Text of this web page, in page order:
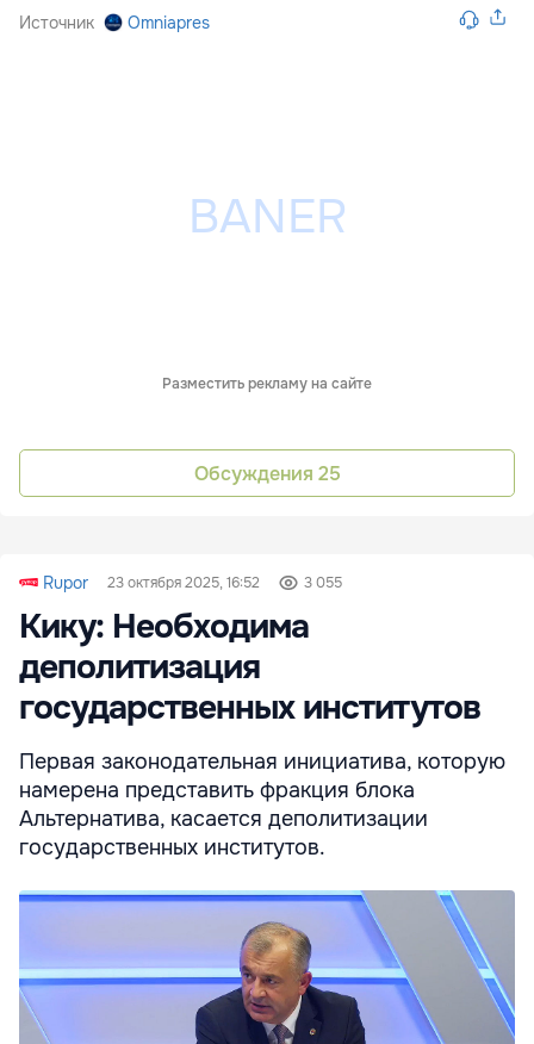
Источник Omniapres
Разместить рекламу на сайте
Обсуждения 25
Rupor 23 октября 2025, 16:52 3 055
Кику: Необходима
деполитизация
государственных институтов
Первая законодательная инициатива, которую
намерена представить фракция блока
Альтернатива, касается деполитизации
государственных институтов.